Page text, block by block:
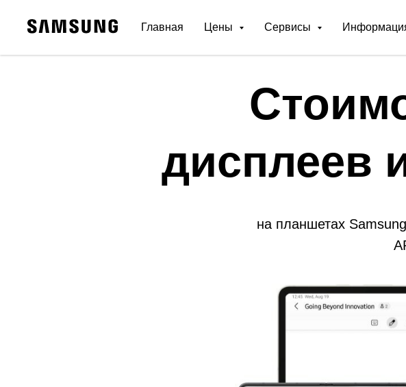
Главная Цены Сервисы
дисплеев
на планшетах